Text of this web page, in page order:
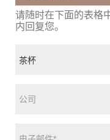
请随时在下面的表格
内回复您。